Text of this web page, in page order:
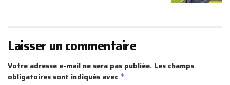
Laisser un commentaire
Votre adresse e-mail ne sera pas publiée. Les champs
obligatoires sont indiqués avec *